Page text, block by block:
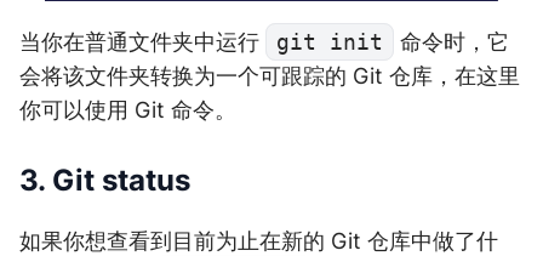
当你在普通文件夹中运行 git init
命令时，它
会将该文件夹转换为一个可跟踪的 Git 仓库，在这里
你可以使用 Git 命令。
3. Git status
如果你想查看到目前为止在新的 Git 仓库中做了什